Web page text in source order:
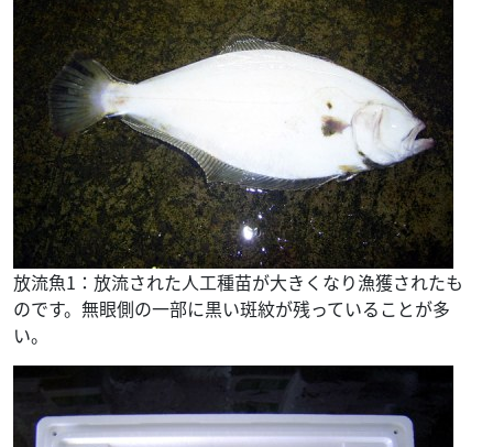
放流魚1：放流された人工種苗が大きくなり漁獲されたも
のです。無眼側の一部に黒い斑紋が残っていることが多
い。